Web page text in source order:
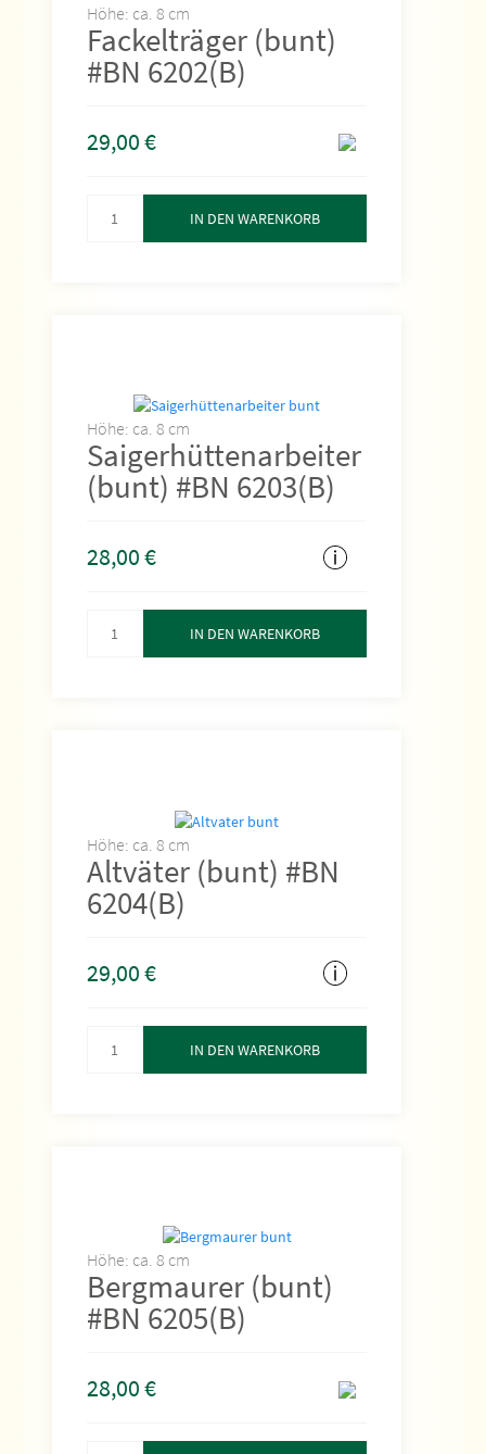
Höhe: ca. 8 cm
Fackelträger (bunt)
#BN 6202(B)
29,00€
IN DEN WARENKORB
Höhe: ca. 8 cm
Saigerhüttenarbeiter
(bunt) #BN 6203(B)
28,00€
IN DEN WARENKORB
Höhe: ca. 8 cm
Altväter (bunt) #BN
6204(B)
29,00€
IN DEN WARENKORB
Höhe: ca. 8 cm
Bergmaurer (bunt)
#BN 6205(B)
28,00€